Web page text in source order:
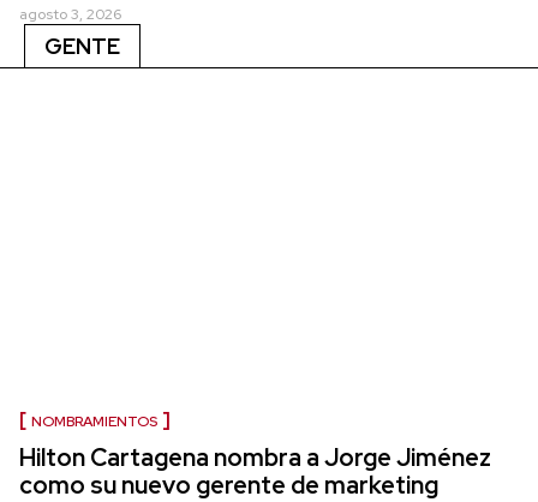
agosto 3, 2026
GENTE
NOMBRAMIENTOS
Hilton Cartagena nombra a Jorge Jiménez
como su nuevo gerente de marketing